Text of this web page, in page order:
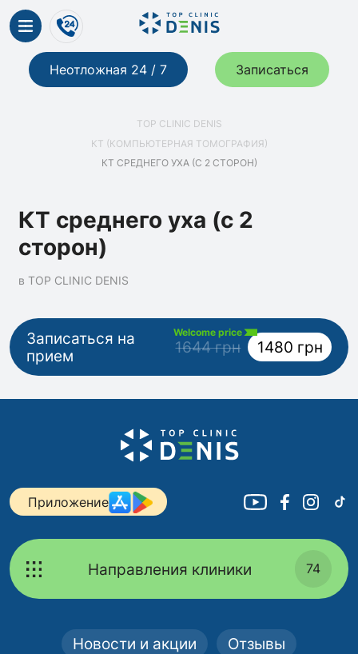
Неотложная 24 / 7 Записаться
TOP CLINIC DENIS
КТ (КОМПЬЮТЕРНАЯ ТОМОГРАФИЯ)
КТ СРЕДНЕГО УХА (С 2 СТОРОН)
КТ среднего уха (с 2
сторон)
в TOP CLINIC DENIS
Записаться на
прием
Welcome price
1644 грн 1480 грн
Приложение
Направления клиники 74
Новости и акции Отзывы